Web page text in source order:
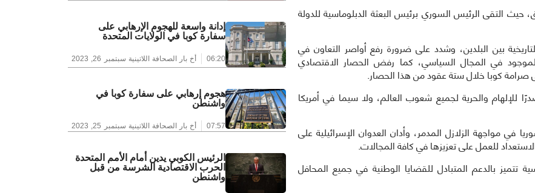
التقى الرئيس السوري برئيس البعثة الدبلوماسية للدولة
بين البلدين، وشدد على ضرورة رفع أواصر التعاون في
في المجال السياسي، كما رفض الحصار الاقتصادي
صرامة كوبا خلال ستة عقود من هذا الحصار.
والحرية لجميع شعوب العالم، ولا سيما في أمريكا
في مواجهة الزلازل المدمر، وأدان العدوان الإسرائيلية على
للعمل على تعزيزها في كافة المجالات.
دبلوماسية تتميز بالدعم المتبادل للقضايا الوطنية في جميع المحافل
إدانة واسعة للهجوم الإرهابي على
سفارة كوبا في الولايات المتحدة
06:20 أخ بار الصحافة اللاتينية سبتمبر 26, 2023
هجوم إرهابي على سفارة كوبا في
واشنطن
07:57 أخ بار الصحافة اللاتينية سبتمبر 25, 2023
الرئيس الكوبي يدين أمام الأمم المتحدة
الحرب الاقتصادية الشرسة من قبل
واشنطن